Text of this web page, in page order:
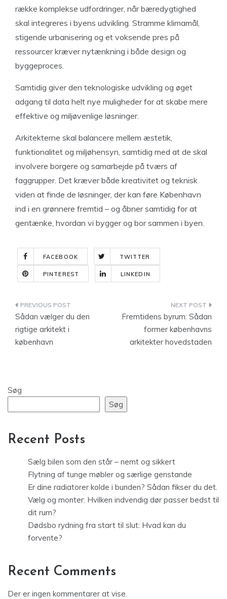
række komplekse udfordringer, når bæredygtighed
skal integreres i byens udvikling. Stramme klimamål,
stigende urbanisering og et voksende pres på
ressourcer kræver nytænkning i både design og
byggeproces.
Samtidig giver den teknologiske udvikling og øget
adgang til data helt nye muligheder for at skabe mere
effektive og miljøvenlige løsninger.
Arkitekterne skal balancere mellem æstetik,
funktionalitet og miljøhensyn, samtidig med at de skal
involvere borgere og samarbejde på tværs af
faggrupper. Det kræver både kreativitet og teknisk
viden at finde de løsninger, der kan føre København
ind i en grønnere fremtid – og åbner samtidig for at
gentænke, hvordan vi bygger og bor sammen i byen.
FACEBOOK TWITTER
PINTEREST LINKEDIN
Indlægsnavigation
Sådan vælger du den
rigtige arkitekt i
københavn
Fremtidens byrum: Sådan
former københavns
arkitekter hovedstaden
Søg
Søg
Recent Posts
Sælg bilen som den står – nemt og sikkert
Flytning af tunge møbler og særlige genstande
Er dine radiatorer kolde i bunden? Sådan fikser du det.
Vælg og monter: Hvilken indvendig dør passer bedst til
dit rum?
Dødsbo rydning fra start til slut: Hvad kan du
forvente?
Recent Comments
Der er ingen kommentarer at vise.